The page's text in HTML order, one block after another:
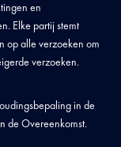
en
Elke partij stemt
op alle verzoeken om
verzoeken.
in de
de Overeenkomst.